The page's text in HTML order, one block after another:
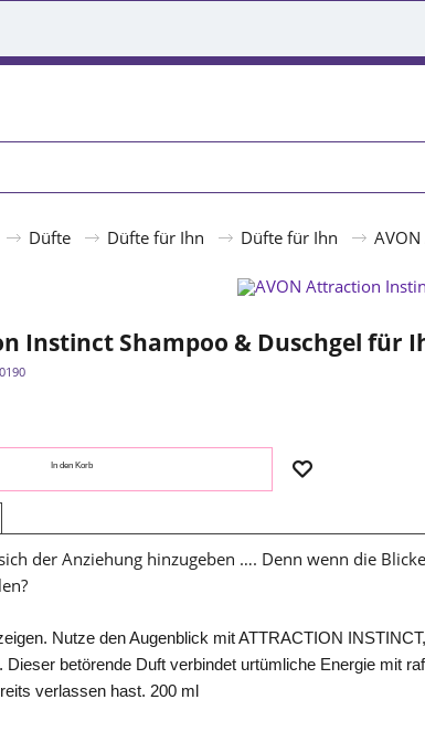
Düfte Düfte für Ihn Düfte für Ihn
Instinct Shampoo & Duschgel für
In den Korb
der Anziehung hinzugeben …. Denn wenn die
Nutze den Augenblick mit ATTRACTION
betörende Duft verbindet urtümliche Energie mit
verlassen hast.​ 200 ml​